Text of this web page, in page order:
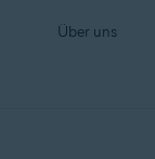
Über uns